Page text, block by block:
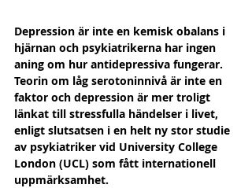
Depression är inte en kemisk obalans i
hjärnan och psykiatrikerna har ingen
aning om hur antidepressiva fungerar.
Teorin om låg serotoninnivå är inte en
faktor och depression är mer troligt
länkat till stressfulla händelser i livet,
enligt slutsatsen i en helt ny stor studie
av psykiatriker vid University College
London (UCL) som fått internationell
uppmärksamhet.